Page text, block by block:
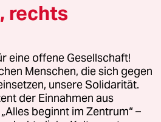
der Elefant ist eher:
ohne Wachstum
oder gar degrowth
garnicht.
+ weiteres Wachstum ist
einer Option.
die Grünen sicher.
rechts
eine offene Gesellschaft!
Menschen, die sich gegen
unsere Solidarität.
der Einnahmen aus
beginnt im Zentrum“ –